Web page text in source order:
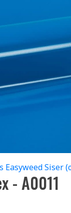
Easyweed Siser
- A0011